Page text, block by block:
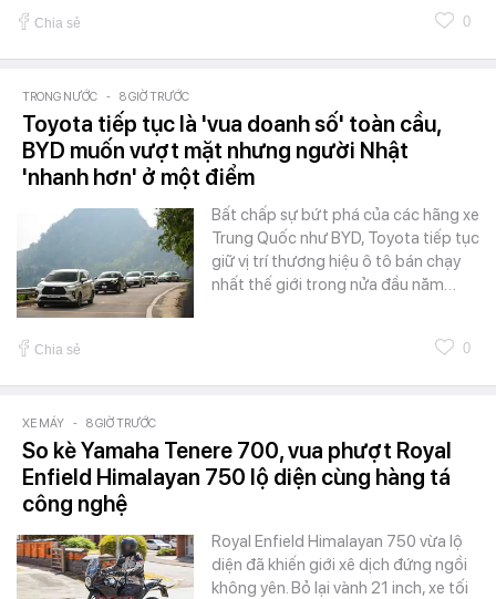
Chia sẻ 0
TRONG NƯỚC - 8 GIỜ TRƯỚC
Toyota tiếp tục là 'vua doanh số' toàn cầu,
BYD muốn vượt mặt nhưng người Nhật
'nhanh hơn' ở một điểm
Bất chấp sự bứt phá của các hãng xe
Trung Quốc như BYD, Toyota tiếp tục
giữ vị trí thương hiệu ô tô bán chạy
nhất thế giới trong nửa đầu năm…
Chia sẻ 0
XE MÁY - 8 GIỜ TRƯỚC
So kè Yamaha Tenere 700, vua phượt Royal
Enfield Himalayan 750 lộ diện cùng hàng tá
công nghệ
Royal Enfield Himalayan 750 vừa lộ
diện đã khiến giới xê dịch đứng ngồi
không yên. Bỏ lại vành 21 inch, xe tối